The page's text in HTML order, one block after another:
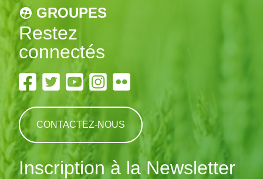
GROUPES
Restez
connectés
CONTACTEZ-NOUS
Inscription à la Newsletter